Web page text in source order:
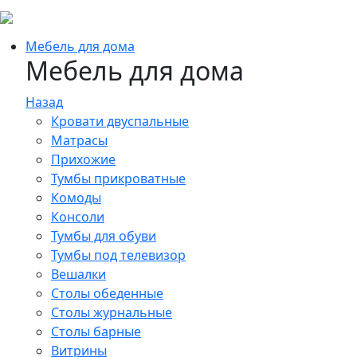
Мебель для дома
Мебель для дома
Назад
Кровати двуспальные
Матрасы
Прихожие
Тумбы прикроватные
Комоды
Консоли
Тумбы для обуви
Тумбы под телевизор
Вешалки
Столы обеденные
Столы журнальные
Столы барные
Витрины